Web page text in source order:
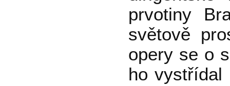
prvotiny
světově
opery se o
ho vystřídal